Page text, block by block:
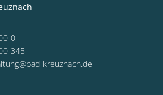
0
345
kreuznach.de